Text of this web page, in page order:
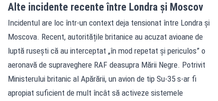
Alte incidente recente între Londra și Moscov
Incidentul are loc într-un context deja tensionat între Londra și
Moscova. Recent, autoritățile britanice au acuzat avioane de
luptă rusești că au interceptat „în mod repetat și periculos” o
aeronavă de supraveghere RAF deasupra Mării Negre. Potrivit
Ministerului britanic al Apărării, un avion de tip Su-35 s-ar fi
apropiat suficient de mult încât să activeze sistemele